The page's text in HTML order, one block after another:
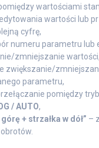
wartościami
wartości lub
cyfrę,
numeru parametru lub
zmniejszanie
zwiększanie/
parametru,
pomiędzy
/ AUTO,
+ strzałka w dół” –
obrotów.